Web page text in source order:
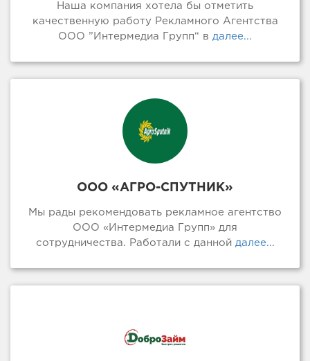
Наша компания хотела бы отметить
качественную работу Рекламного Агентства
ООО ”Интермедиа Групп“ в далее...
ООО «АГРО-СПУТНИК»
Мы рады рекомендовать рекламное агентство
ООО «Интермедиа Групп» для
сотрудничества. Работали с даннойдалее...